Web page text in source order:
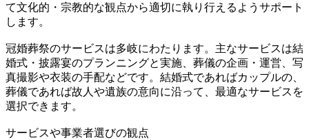
て文化的・宗教的な観点から適切に執り行えるようサポート
します。
冠婚葬祭のサービスは多岐にわたります。主なサービスは結
婚式・披露宴のプランニングと実施、葬儀の企画・運営、写
真撮影や衣装の手配などです。結婚式であればカップルの、
葬儀であれば故人や遺族の意向に沿って、最適なサービスを
選択できます。
サービスや事業者選びの観点